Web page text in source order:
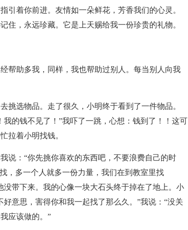
引着你前进。友情如一朵鲜花，芳香我们的心灵。
住，永远珍藏。它是上天赐给我一份珍贵的礼物。
帮助多我，同样，我也帮助过别人。每当别人向我
挑选物品。走了很久，小明终于看到了一件物品。
的钱不见了！”我吓了一跳，心想：钱到了！！这可
拉着小明找钱。
说：“你先挑你喜欢的东西吧，不要浪费自己的时
，多一个人就多一份力量，我们在到教室里找
带下来。我的心像一块大石头终于掉在了地上。小
意思，害得你和我一起找了那么久。”我说：“没关
应该做的。”